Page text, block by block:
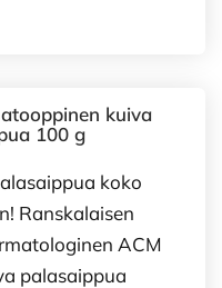
kuiva
100 g
koko
Ranskalaisen
ACM
palasaippua